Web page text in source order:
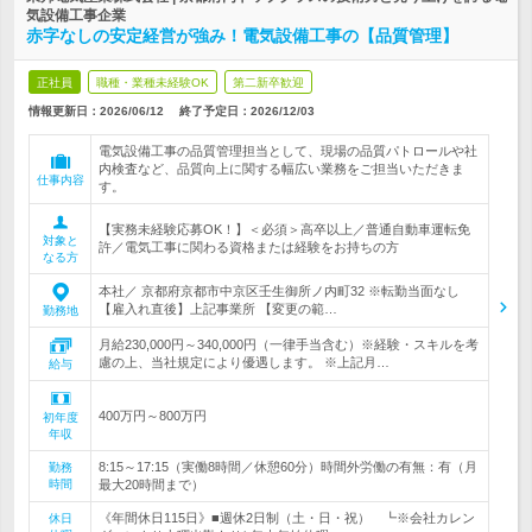
気設備工事企業
赤字なしの安定経営が強み！電気設備工事の【品質管理】
正社員 職種・業種未経験OK 第二新卒歓迎
情報更新日：2026/06/12 終了予定日： 2026/12/03
仕事内容
電気設備工事の品質管理担当として、現場の品質パトロールや社
内検査など、品質向上に関する幅広い業務をご担当いただきま
す。
対象と
なる方
【実務未経験応募OK！】＜必須＞高卒以上／普通自動車運転免
許／電気工事に関わる資格または経験をお持ちの方
勤務地
本社／ 京都府京都市中京区壬生御所ノ内町32 ※転勤当面なし
【雇入れ直後】上記事業所 【変更の範…
給与
月給230,000円～340,000円（一律手当含む）※経験・スキルを考
慮の上、当社規定により優遇します。 ※上記月…
初年度
年収
400万円～800万円
勤務
時間
8:15～17:15（実働8時間／休憩60分）時間外労働の有無：有（月
最大20時間まで）
休日
《年間休日115日》■週休2日制（土・日・祝） ┗※会社カレン